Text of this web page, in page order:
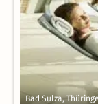
Bad Sulza,